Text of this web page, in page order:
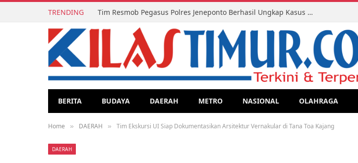
TRENDING Tim Resmob Pegasus Polres Jeneponto Berhasil Ungkap Kasus Pencurian Handphone, Satu Pelaku Diamankan
BERITA BUDAYA DAERAH METRO NASIONAL OLAHRAGA
Home » DAERAH » Tim Ekskursi UI Siap Dokumentasikan Arsitektur Vernakular di Tana Toa Kajang
DAERAH